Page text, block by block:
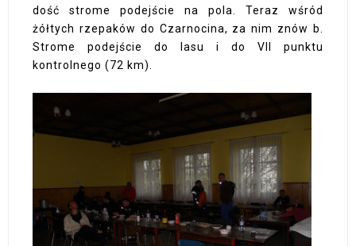
dość strome podejście na pola. Teraz wśród
żółtych rzepaków do Czarnocina, za nim znów b.
Strome podejście do lasu i do VII punktu
kontrolnego (72 km).